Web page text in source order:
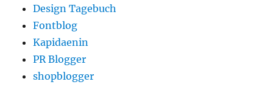
Design Tagebuch
Fontblog
Kapidaenin
PR Blogger
shopblogger